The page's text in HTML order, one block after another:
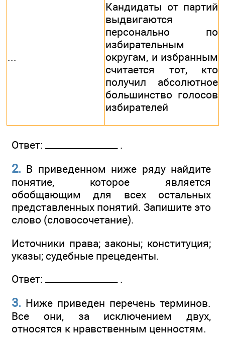
...
Кандидаты от партий
выдвигаются
персонально по
избирательным
округам, и избранным
считается тот, кто
получил абсолютное
большинство голосов
избирателей
Ответ: ________________ .
2. В приведенном ниже ряду найдите
понятие, которое является
обобщающим для всех остальных
представленных понятий. Запишите это
слово (словосочетание).
Источники права; законы; конституция;
указы; судебные прецеденты.
Ответ: ________________ .
3. Ниже приведен перечень терминов.
Все они, за исключением двух,
относятся к нравственным ценностям.